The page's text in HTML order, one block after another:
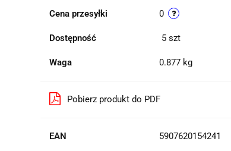
Cena przesyłki 0
Dostępność 5 szt
Waga 0.877 kg
Pobierz produkt do PDF
EAN 5907620154241